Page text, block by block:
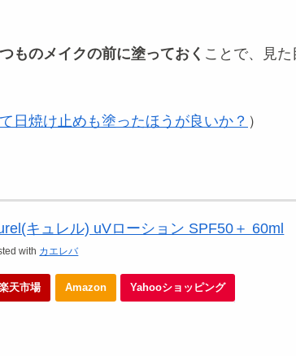
ものメイクの前に塗っておく ことで、見
日焼け止めも塗ったほうが良いか？ ）
キュレル) uVローション SPF50＋ 60ml
with カエレバ
天市場 Amazon Yahooショッピング